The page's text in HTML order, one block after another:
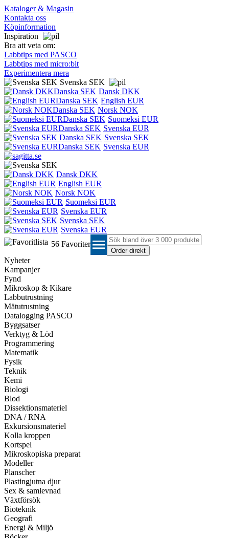
Kataloger & Magasin
Kontakta oss
Köpinformation
Inspiration
Bra att veta om:
Labbtips med PASCO
Labbtips med micro:bit
Experimentera mera
Svenska SEK
Dansk DKK
English EUR
Norsk NOK
Suomeksi EUR
Svenska EUR
Svenska SEK
Svenska EUR
Dansk DKK
English EUR
Norsk NOK
Suomeksi EUR
Svenska EUR
Svenska SEK
Svenska EUR
56 Favoriter menu
Nyheter
Kampanjer
Fynd
Mikroskop & Kikare
Labbutrustning
Mätutrustning
Datalogging PASCO
Byggsatser
Verktyg & Löd
Programmering
Matematik
Fysik
Teknik
Kemi
Biologi
Blod
Dissektionsmateriel
DNA / RNA
Exkursionsmateriel
Kolla kroppen
Kortspel
Mikroskopiska preparat
Modeller
Planscher
Plastingjutna djur
Sex & samlevnad
Växtförsök
Bioteknik
Geografi
Energi & Miljö